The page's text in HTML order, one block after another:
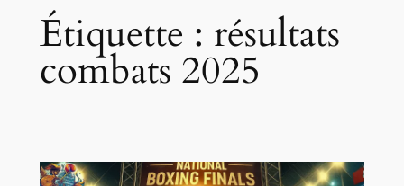
Étiquette : résultats
combats 2025